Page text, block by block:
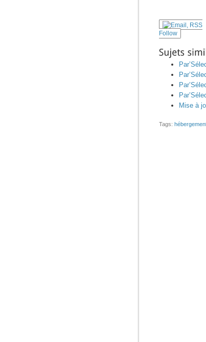
Follow
Mise à
Tags: